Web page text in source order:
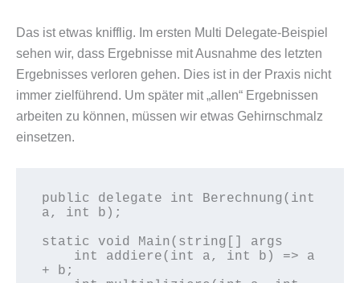
Das ist etwas knifflig. Im ersten Multi Delegate-Beispiel
sehen wir, dass Ergebnisse mit Ausnahme des letzten
Ergebnisses verloren gehen. Dies ist in der Praxis nicht
immer zielführend. Um später mit „allen“ Ergebnissen
arbeiten zu können, müssen wir etwas Gehirnschmalz
einsetzen.
public delegate int Berechnung(int
a, int b);
static void Main(string[] args
+ b;